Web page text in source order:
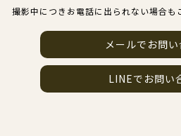
撮影中につきお電話に出られない場合も
メールでお問
LINEでお問い